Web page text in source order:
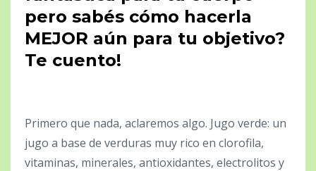
pero sabés cómo hacerla
MEJOR aún para tu objetivo?
Te cuento!
Primero que nada, aclaremos algo. Jugo verde: un
jugo a base de verduras muy rico en clorofila,
vitaminas, minerales, antioxidantes, electrolitos y